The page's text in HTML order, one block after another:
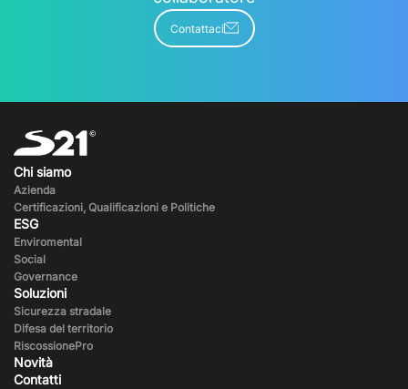
Contattaci
Chi siamo
Azienda
Certificazioni, Qualificazioni e Politiche
ESG
Enviromental
Social
Governance
Soluzioni
Sicurezza stradale
Difesa del territorio
RiscossionePro
Novità
Contatti